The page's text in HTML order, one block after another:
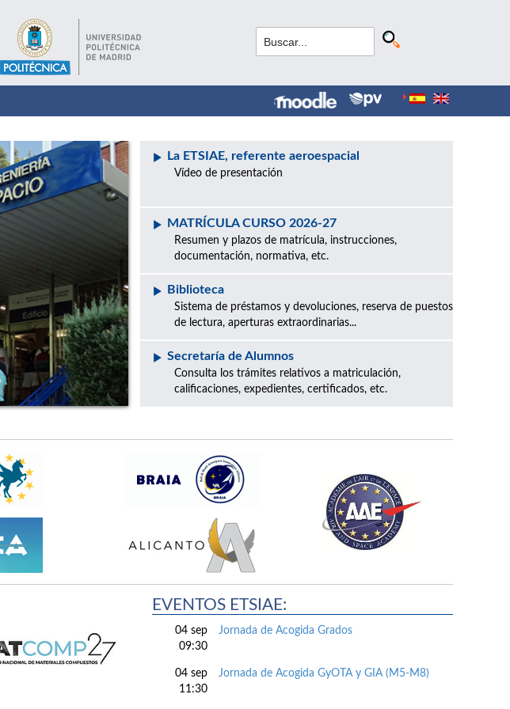
La ETSIAE, referente aeroespacial
Vídeo de presentación
MATRÍCULA CURSO 2026-27
Resumen y plazos de matrícula, instrucciones,
documentación, normativa, etc.
Biblioteca
Sistema de préstamos y devoluciones, reserva de puestos
de lectura, aperturas extraordinarias...
Secretaría de Alumnos
Consulta los trámites relativos a matriculación,
calificaciones, expedientes, certificados, etc.
EVENTOS ETSIAE:
04 sep
09:30
Jornada de Acogida Grados
04 sep
11:30
Jornada de Acogida GyOTA y GIA (M5-M8)